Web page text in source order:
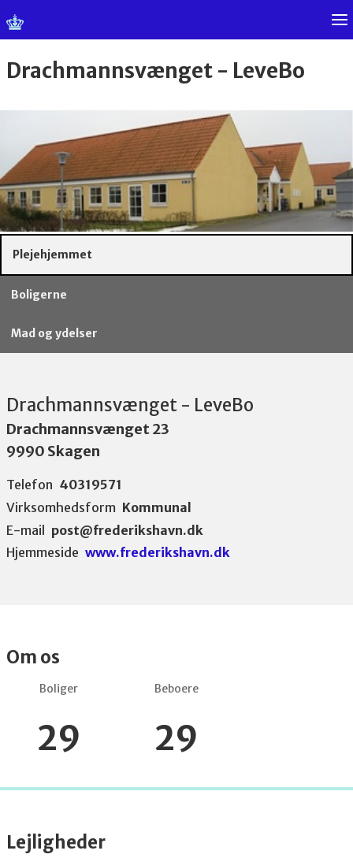
Drachmannsvænget - LeveBo
Plejehjemmet
Boligerne
Mad og ydelser
Drachmannsvænget - LeveBo
Drachmannsvænget 23
9990 Skagen
Telefon 40319571
Virksomhedsform Kommunal
E-mail post@frederikshavn.dk
Hjemmeside www.frederikshavn.dk
Om os
Boliger
29
Beboere
29
Lejligheder